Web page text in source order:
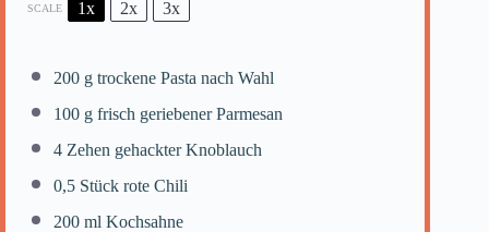
SCALE 1x 2x 3x
200 g trockene Pasta nach Wahl
100 g frisch geriebener Parmesan
4 Zehen gehackter Knoblauch
0,5 Stück rote Chili
200 ml Kochsahne